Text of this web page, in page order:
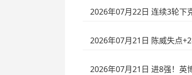
2026年07月22日 连续3轮下
2026年07月21日 陈威失点
2026年07月21日 进8强！英